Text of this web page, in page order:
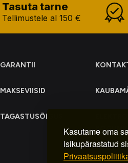
Kasutame oma
isikupärastatud
Tasuta tarne
Tellimustele al 150 €
GARANTII
MAKSEVIISID
TAGASTUSÕIGUS